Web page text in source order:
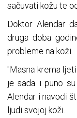
sačuvati kožu te
Doktor Alendar
druga doba
probleme na koži.
"Masna krema
je sada i puno
Alendar i navodi
ljudi svojoj koži.